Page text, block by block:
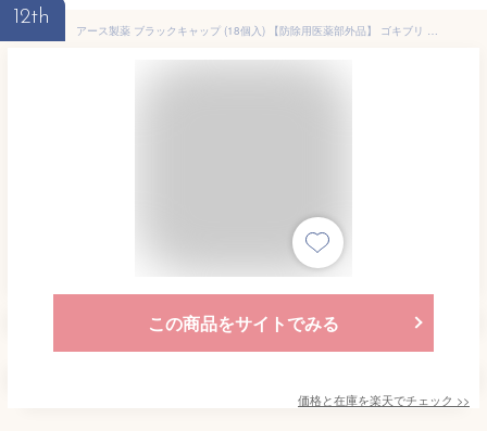
12th
アース製薬 ブラックキャップ (18個入) 【防除用医薬部外品】 ゴキブリ 駆除エサ剤 殺虫剤 毒餌剤 置き型 対策 退治 室内
この商品をサイトでみる
価格と在庫を楽天でチェック >>